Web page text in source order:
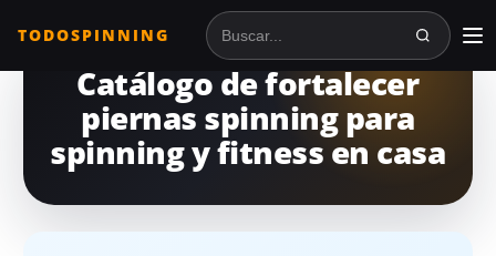
TODOSPINNING Buscar en TodoSpinning
Catálogo de fortalecer
piernas spinning para
spinning y fitness en casa